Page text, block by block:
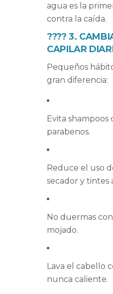
agua es la
contra la caída.
????3.
CAPILAR
Pequeños
gran diferencia:
Evita shampoos
parabenos.
Reduce el uso
secador y tintes
No duermas
mojado.
Lava el cabello
nunca caliente.